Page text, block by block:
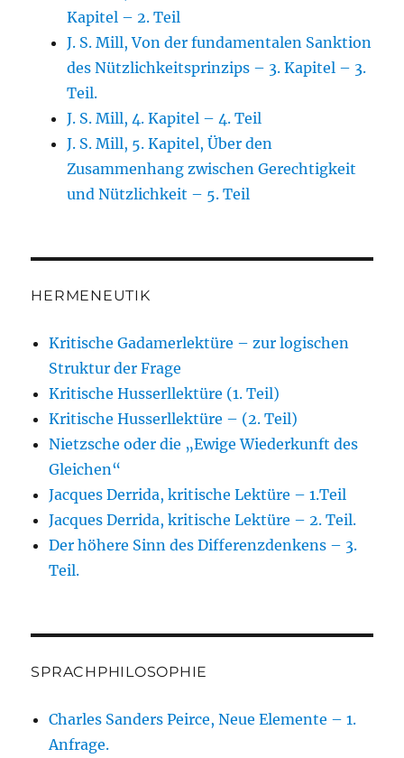
Kapitel – 2. Teil
J. S. Mill, Von der fundamentalen Sanktion
des Nützlichkeitsprinzips – 3. Kapitel – 3.
Teil.
J. S. Mill, 4. Kapitel – 4. Teil
J. S. Mill, 5. Kapitel, Über den
Zusammenhang zwischen Gerechtigkeit
und Nützlichkeit – 5. Teil
HERMENEUTIK
Kritische Gadamerlektüre – zur logischen
Struktur der Frage
Kritische Husserllektüre (1. Teil)
Kritische Husserllektüre – (2. Teil)
Nietzsche oder die „Ewige Wiederkunft des
Gleichen“
Jacques Derrida, kritische Lektüre – 1.Teil
Jacques Derrida, kritische Lektüre – 2. Teil.
Der höhere Sinn des Differenzdenkens – 3.
Teil.
SPRACHPHILOSOPHIE
Charles Sanders Peirce, Neue Elemente – 1.
Anfrage.